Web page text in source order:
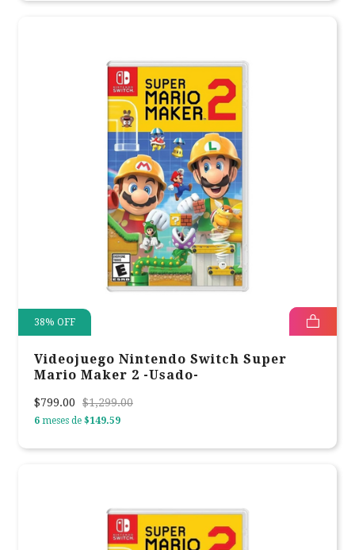
38% OFF
Videojuego Nintendo Switch Super
Mario Maker 2 -Usado-
$799.00 $1,299.00
6 meses de $149.59